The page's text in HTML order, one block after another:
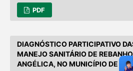
PDF
DIAGNÓSTICO PARTICIPATIVO
MANEJO SANITÁRIO DE
ANGÉLICA, NO MUNICÍPIO DE